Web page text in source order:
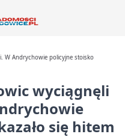
W Andrychowie policyjne stoisko
wyciągnęli
się hitem